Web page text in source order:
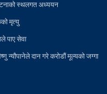
घटनाको स्थलगत अध्ययन
मृत्यु
पाए सेवा
न्यौपानेले दान गरे करोडौं मूल्यको जग्गा